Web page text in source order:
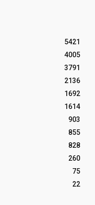
5421
4005
3791
2136
1692
1614
903
855
828
260
75
22